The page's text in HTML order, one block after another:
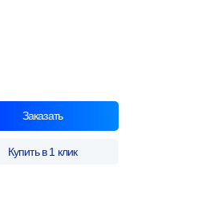
Заказать
Купить в 1 клик